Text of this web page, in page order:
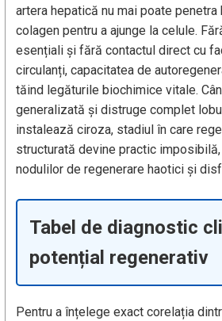
artera hepatică nu mai poate
colagen pentru a ajunge la celule.
esențiali și fără contactul direct cu
circulanți, capacitatea de
tăind legăturile biochimice vitale.
generalizată și distruge complet
instalează ciroza, stadiul în care
structurată devine practic
nodulilor de regenerare haotici și
Tabel de diagnostic
potențial regenerativ
Pentru a înțelege exact corelația